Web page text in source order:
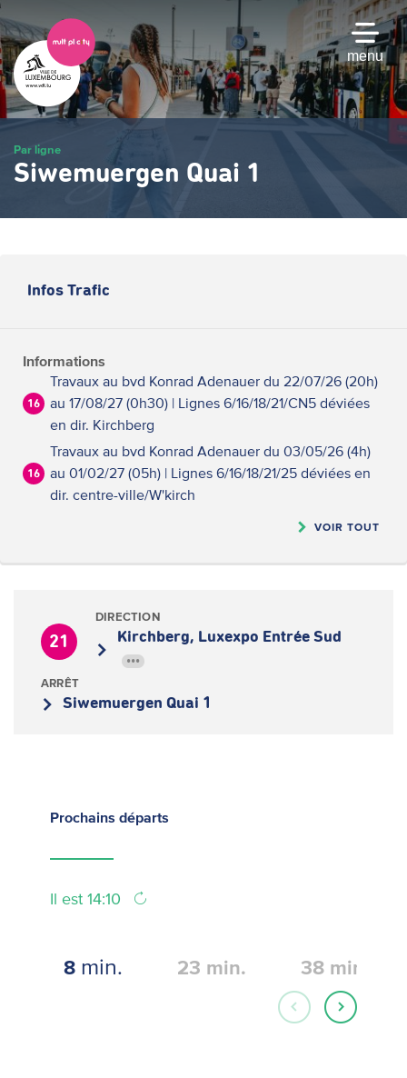
Passer
au
contenu
principal
menu
Par ligne
Siwemuergen Quai 1
Infos Trafic
Informations
16
Travaux au bvd Konrad Adenauer du 22/07/26 (20h)
au 17/08/27 (0h30) | Lignes 6/16/18/21/CN5 déviées
en dir. Kirchberg
16
Travaux au bvd Konrad Adenauer du 03/05/26 (4h)
au 01/02/27 (05h) | Lignes 6/16/18/21/25 déviées en
dir. centre-ville/W'kirch
VOIR TOUT
21
DIRECTION
Kirchberg, Luxexpo Entrée Sud
•••
ARRÊT
Siwemuergen Quai 1
Prochains départs
Il est 14:10
8 min. 23 min. 38 min.